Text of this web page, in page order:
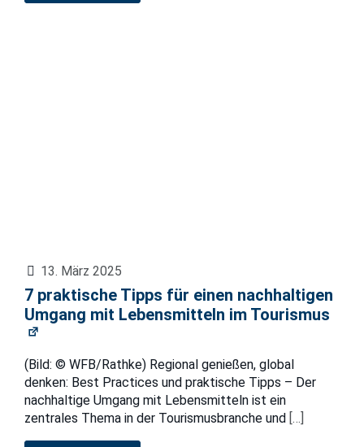
13. März 2025
7 praktische Tipps für einen nachhaltigen
Umgang mit Lebensmitteln im Tourismus
(Bild: © WFB/Rathke) Regional genießen, global
denken: Best Practices und praktische Tipps – Der
nachhaltige Umgang mit Lebensmitteln ist ein
zentrales Thema in der Tourismusbranche und […]